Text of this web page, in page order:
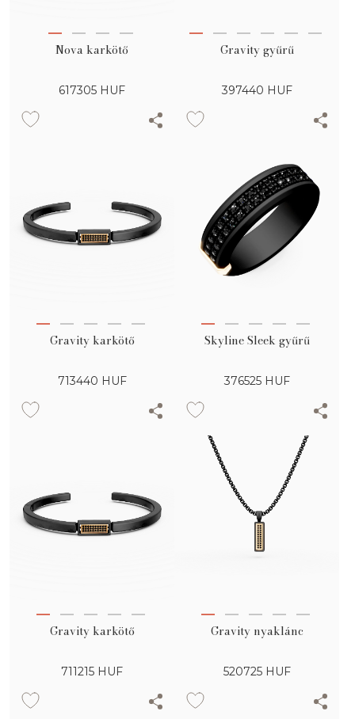
Nova karkötő
617305 HUF
Gravity gyűrű
397440 HUF
Gravity karkötő
713440 HUF
Skyline Sleek gyűrű
376525 HUF
Gravity karkötő
711215 HUF
Gravity nyaklánc
520725 HUF